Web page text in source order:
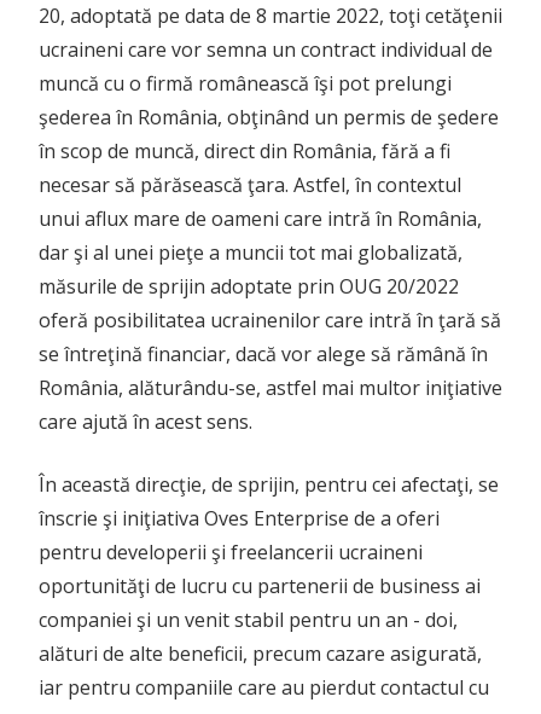
20, adoptată pe data de 8 martie 2022, toţi cetăţenii
ucraineni care vor semna un contract individual de
muncă cu o firmă românească îşi pot prelungi
şederea în România, obţinând un permis de şedere
în scop de muncă, direct din România, fără a fi
necesar să părăsească ţara. Astfel, în contextul
unui aflux mare de oameni care intră în România,
dar şi al unei pieţe a muncii tot mai globalizată,
măsurile de sprijin adoptate prin OUG 20/2022
oferă posibilitatea ucrainenilor care intră în ţară să
se întreţină financiar, dacă vor alege să rămână în
România, alăturându-se, astfel mai multor iniţiative
care ajută în acest sens.
În această direcţie, de sprijin, pentru cei afectaţi, se
înscrie şi iniţiativa Oves Enterprise de a oferi
pentru developerii şi freelancerii ucraineni
oportunităţi de lucru cu partenerii de business ai
companiei şi un venit stabil pentru un an - doi,
alături de alte beneficii, precum cazare asigurată,
iar pentru companiile care au pierdut contactul cu